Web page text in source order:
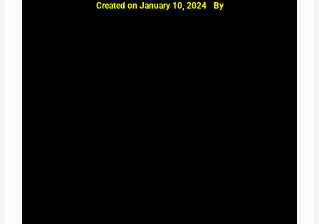
Created on January 10, 2024 By